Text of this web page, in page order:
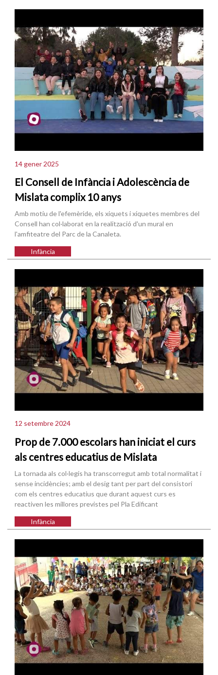
14 gener 2025
El Consell de Infància i Adolescència de
Mislata complix 10 anys
Amb motiu de l'efemèride, els xiquets i xiquetes membres del
Consell han col·laborat en la realització d'un mural en
l'amfiteatre del Parc de la Canaleta.
Infància
12 setembre 2024
Prop de 7.000 escolars han iniciat el curs
als centres educatius de Mislata
La tornada als col·legis ha transcorregut amb total normalitat i
sense incidències; amb el desig tant per part del consistori
com els centres educatius que durant aquest curs es
reactiven les millores previstes pel Pla Edificant
Infància